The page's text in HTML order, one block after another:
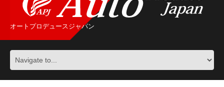
オートプロデュースジャパン